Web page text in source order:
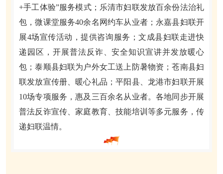
+手工体验”服务模式；乐清市妇联发放百余份法治礼
包，微课堂服务40余名网约车从业者；永嘉县妇联开
展4场宣传活动，提供咨询 服务；文成县妇联走进快
递园区，开展普法反诈、安全知识宣讲并发放暖心
包；泰顺县妇联为户外女工送上防暑物资；苍南县妇
联发放宣传册、暖心礼品；平阳县、龙港市妇联开展
10场专项服务，惠及三百余名从业者。各地同步开展
普法反诈宣传、家庭教育、技能培训等多元服务，传
递妇联温情。